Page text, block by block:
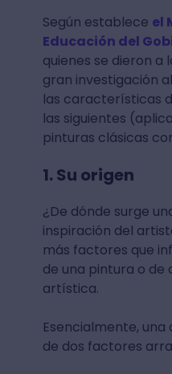
Según establece el
Educación del
quienes se dieron a
gran investigación
las características
las siguientes
pinturas clásicas
1. Su origen
¿De dónde surge
inspiración del
más factores que
de una pintura o
artística.
Esencialmente,
de dos factores